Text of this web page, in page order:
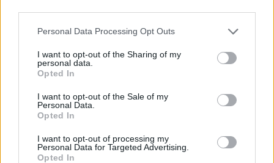
Personal Data Processing Opt Outs
I want to opt-out of the Sharing of my
personal data.
Opted In
I want to opt-out of the Sale of my
Personal Data.
Opted In
I want to opt-out of processing my
Personal Data for Targeted Advertising.
Opted In
disposizione un contatto diretto. Informazioni e
iscrizioni sono a cura dell’Associazione I Colli di
Coppi ASD e possono essere effettuate
iscrizionibellezze@libero.it